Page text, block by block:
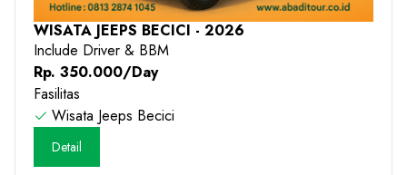
WISATA JEEPS BECICI - 2026
Include Driver & BBM
Rp. 350.000/Day
Fasilitas
Wisata Jeeps Becici
Detail